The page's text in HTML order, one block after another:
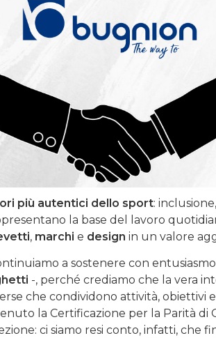
più autentici dello sport:
la base del lavoro
, marchi e design in un valore
a sostenere con
-, perché crediamo che la vera
che condividono attività, obiettivi
la Certificazione per la Parità di
ci siamo resi conto, infatti, che